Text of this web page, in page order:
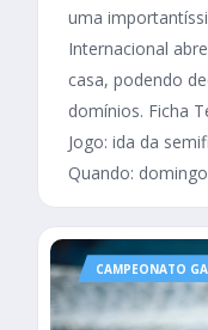
uma
Internacional
casa, podendo
domínios. Ficha
Jogo: ida da
Quando:
CAMPEONATO